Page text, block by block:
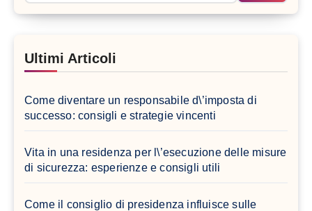
Ultimi Articoli
Come diventare un responsabile d\’imposta di
successo: consigli e strategie vincenti
Vita in una residenza per l\’esecuzione delle misure
di sicurezza: esperienze e consigli utili
Come il consiglio di presidenza influisce sulle